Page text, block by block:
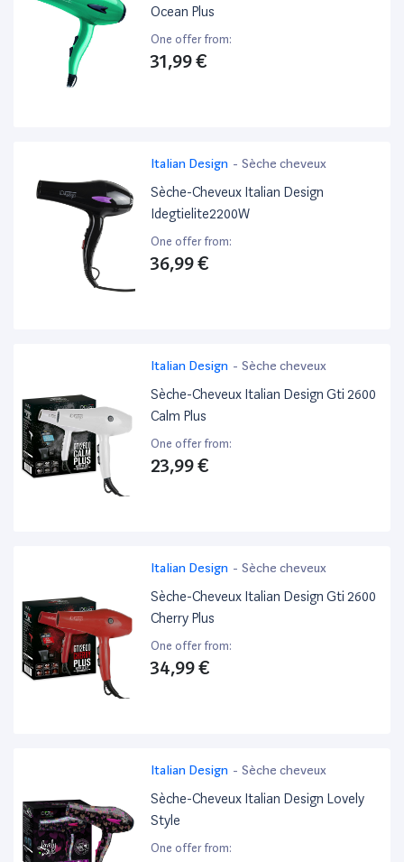
Ocean Plus
One offer from:
31,99 €
Italian Design - Sèche cheveux
Sèche-Cheveux Italian Design
Idegtielite2200W
One offer from:
36,99 €
Italian Design - Sèche cheveux
Sèche-Cheveux Italian Design Gti 2600
Calm Plus
One offer from:
23,99 €
Italian Design - Sèche cheveux
Sèche-Cheveux Italian Design Gti 2600
Cherry Plus
One offer from:
34,99 €
Italian Design - Sèche cheveux
Sèche-Cheveux Italian Design Lovely
Style
One offer from: